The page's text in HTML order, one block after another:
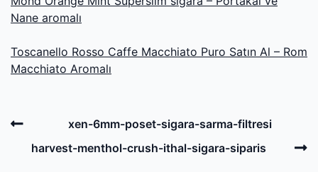
Nane aromalı
Toscanello Rosso Caffe Macchiato Puro Satın Al – Rom
Macchiato Aromalı
Post
navigation
Previous
Post
xen-6mm-poset-sigara-sarma-filtresi
harvest-menthol-crush-ithal-sigara-siparis